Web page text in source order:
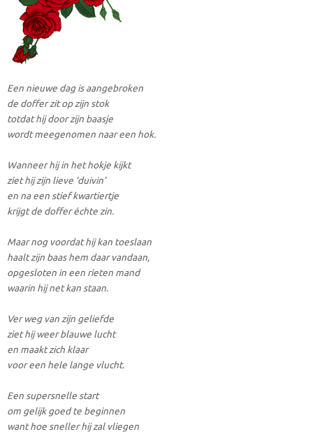
Een nieuwe dag is aangebroken
de doffer zit op zijn stok
totdat hij door zijn baasje
wordt meegenomen naar een hok.
Wanneer hij in het hokje kijkt
ziet hij zijn lieve ‘duivin’
en na een stief kwartiertje
krijgt de doffer échte zin.
Maar nog voordat hij kan toeslaan
haalt zijn baas hem daar vandaan,
opgesloten in een rieten mand
waarin hij net kan staan.
Ver weg van zijn geliefde
ziet hij weer blauwe lucht
en maakt zich klaar
voor een hele lange vlucht.
Een supersnelle start
om gelijk goed te beginnen
want hoe sneller hij zal vliegen